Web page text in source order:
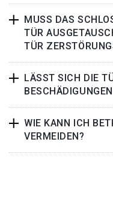
MUSS DAS
TÜR
TÜR
LÄSST SICH DIE
WIE KANN ICH
VERMEIDEN?